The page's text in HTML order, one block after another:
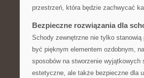
przestrzeń, która ‍będzie‍ zachwycać
Bezpieczne rozwiązania dla
Schody zewnętrzne nie tylko
być pięknym elementem ozdobnym,⁣
sposobów ‌na ⁢stworzenie
estetyczne, ale⁤ także bezpieczne ‍dla